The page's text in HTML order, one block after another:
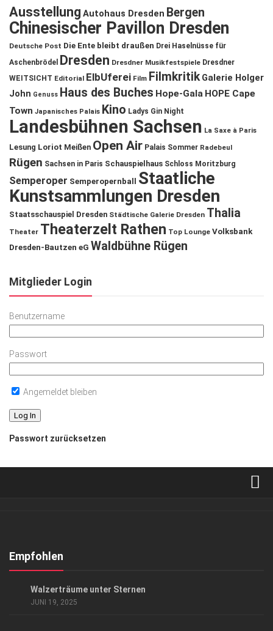
Ausstellung Autohaus Dresden Bergen
Chinesischer Pavillon Dresden
Deutsche Post Die Ente bleibt draußen Drei Haselnüsse für
Aschenbrödel
Dresden Dresdner Musikfestspiele Dresdner
WEITSICHT Editorial ElbUferei Film Filmkritik Galerie Holger
John Genuss Haus des Buches Hope-Gala HOPE Cape
Town Japanisches Palais Kino Ladys Gin Night
Landesbühnen Sachsen La Saxe à Paris
Lesung Loriot Meißen Open Air Palais Sommer Radebeul
Rügen Sachsen in Paris Schauspielhaus Schloss Moritzburg
Semperoper Semperopernball
Staatliche
Kunstsammlungen Dresden
Staatsschauspiel Dresden Städtische Galerie Dresden Thalia
Theater Theaterzelt Rathen Top Lounge Volksbank
Dresden-Bautzen eG Waldbühne Rügen
Mitglieder Login
Benutzername
Passwort
Angemeldet bleiben
Passwort zurücksetzen
Kontakt, Impressum
Empfohlen
Walzerträume unter Sternen
JUNI 19, 2025